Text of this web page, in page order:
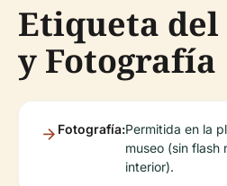
Etiqueta
y Fotografía
Fotografía:Permitida en la
museo (sin flash
interior).